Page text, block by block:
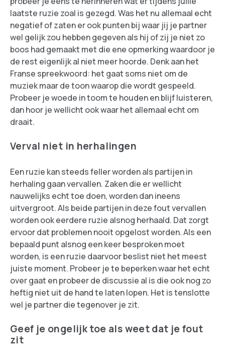
laatste ruzie zoal is gezegd. Was het nu allemaal echt
negatief of zaten er ook punten bij waar jij je partner
wel gelijk zou hebben gegeven als hij of zij je niet zo
boos had gemaakt met die ene opmerking waardoor je
de rest eigenlijk al niet meer hoorde. Denk aan het
Franse spreekwoord: het gaat soms niet om de
muziek maar de toon waarop die wordt gespeeld.
Probeer je woede in toom te houden en blijf luisteren,
dan hoor je wellicht ook waar het allemaal echt om
draait.
Verval niet in herhalingen
Een ruzie kan steeds feller worden als partijen in
herhaling gaan vervallen. Zaken die er wellicht
nauwelijks echt toe doen, worden dan ineens
uitvergroot. Als beide partijen in deze fout vervallen
worden ook eerdere ruzie alsnog herhaald. Dat zorgt
ervoor dat problemen nooit opgelost worden. Als een
bepaald punt alsnog een keer besproken moet
worden, is een ruzie daarvoor beslist niet het meest
juiste moment. Probeer je te beperken waar het echt
over gaat en probeer de discussie al is die ook nog zo
heftig niet uit de hand te laten lopen. Het is tenslotte
wel je partner die tegenover je zit.
Geef je ongelijk toe als weet dat je fout
zit